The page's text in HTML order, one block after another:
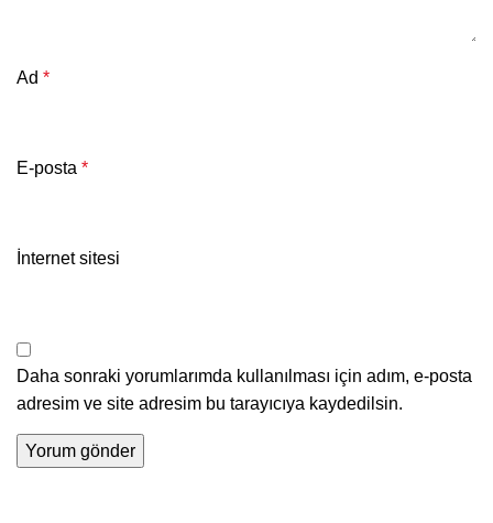
Ad *
E-posta *
İnternet sitesi
Daha sonraki yorumlarımda kullanılması için adım, e-posta
adresim ve site adresim bu tarayıcıya kaydedilsin.